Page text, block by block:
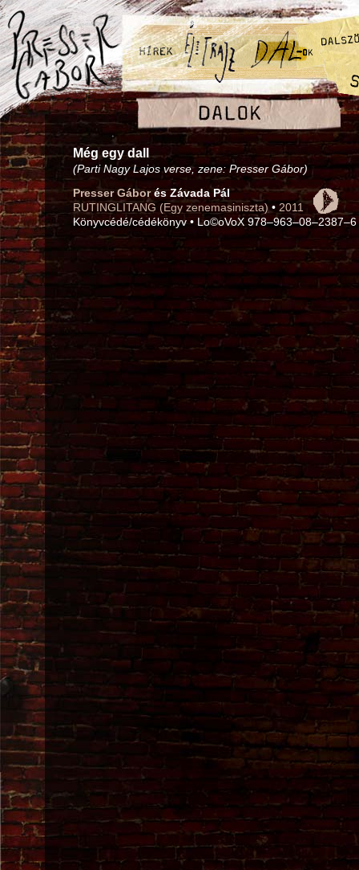
Még egy dall
(Parti Nagy Lajos verse, zene: Presser Gábor)
Presser Gáborés Závada Pál
RUTINGLITANG (Egy zenemasiniszta)• 2011
Könyvcédé/cédékönyv • Lo©oVoX 978–963–08–2387–6